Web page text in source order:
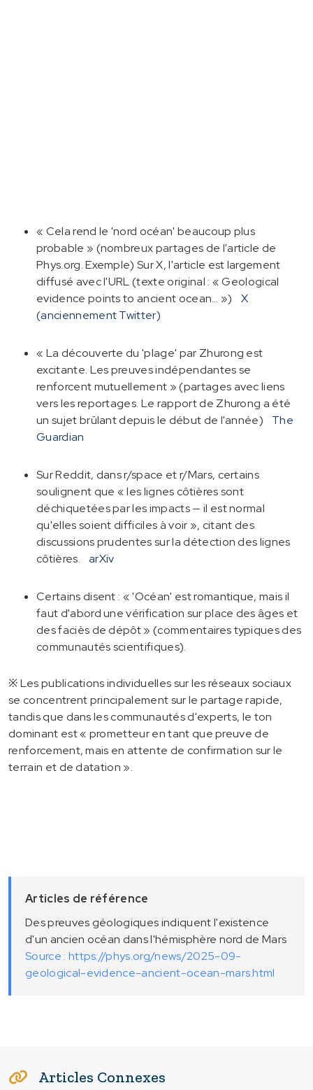
« Cela rend le 'nord océan' beaucoup plus
probable » (nombreux partages de l'article de
Phys.org. Exemple) Sur X, l'article est largement
diffusé avec l'URL (texte original : « Geological
evidence points to ancient ocean… »)
X
(anciennement Twitter)
« La découverte du 'plage' par Zhurong est
excitante. Les preuves indépendantes se
renforcent mutuellement » (partages avec liens
vers les reportages. Le rapport de Zhurong a été
un sujet brûlant depuis le début de l'année)
The
Guardian
Sur Reddit, dans r/space et r/Mars, certains
soulignent que « les lignes côtières sont
déchiquetées par les impacts — il est normal
qu'elles soient difficiles à voir », citant des
discussions prudentes sur la détection des lignes
côtières.
arXiv
Certains disent : « 'Océan' est romantique, mais il
faut d'abord une vérification sur place des âges et
des faciès de dépôt » (commentaires typiques des
communautés scientifiques).
※ Les publications individuelles sur les réseaux sociaux
se concentrent principalement sur le partage rapide,
tandis que dans les communautés d'experts, le ton
dominant est « prometteur en tant que preuve de
renforcement, mais en attente de confirmation sur le
terrain et de datation ».
Articles de référence
Des preuves géologiques indiquent l'existence
d'un ancien océan dans l'hémisphère nord de Mars
Source : https://phys.org/news/2025-09-
geological-evidence-ancient-ocean-mars.html
Articles Connexes